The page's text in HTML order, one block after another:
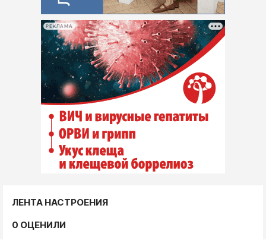
РЕКЛАМА
ЛЕНТА НАСТРОЕНИЯ
0 ОЦЕНИЛИ